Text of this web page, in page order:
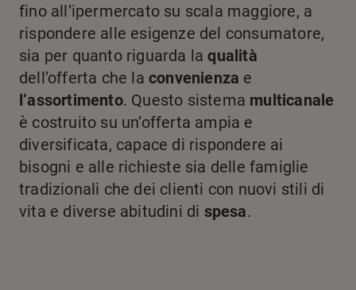
fino all’ipermercato su scala maggiore, a
rispondere alle esigenze del consumatore,
sia per quanto riguarda laqualità
dell’offerta che la convenienza e
l’assortimento. Questo sistema multicanale
è costruito su un’offerta ampia e
diversificata, capace di rispondere ai
bisogni e alle richieste sia delle famiglie
tradizionali che dei clienti con nuovi stili di
vita e diverse abitudini di spesa.